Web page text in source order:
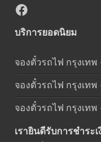
Facebook
บริการยอดนิยม
จองตั๋วรถไฟ กรุงเทพ
จองตั๋วรถไฟ กรุงเท
จองตั๋วรถไฟ กรุงเท
เรายินดีรับการชำระ